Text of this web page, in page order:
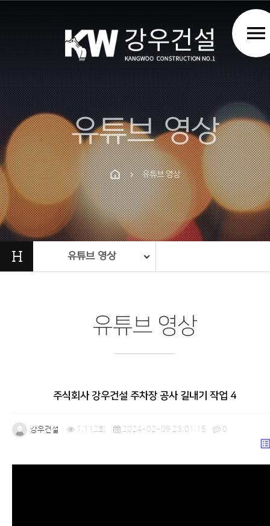
PrevNext
menu
유튜브 영상
chevron_right 유튜브 영상
H 유튜브 영상
유튜브 영상
주식회사 강우건설 주차장 공사 길내기 작업 4
강우건설 1,112회 2024-02-09 23:01:15 0